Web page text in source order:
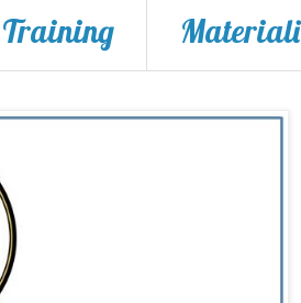
Training Materiali